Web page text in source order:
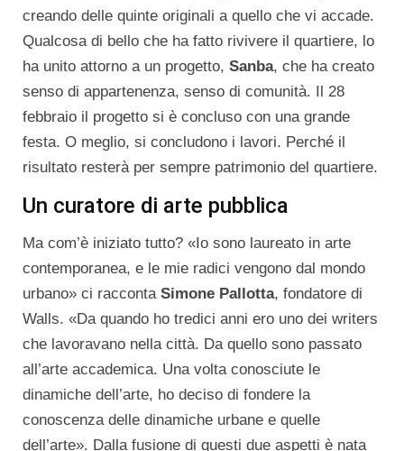
creando delle quinte originali a quello che vi accade.
Qualcosa di bello che ha fatto rivivere il quartiere, lo
ha unito attorno a un progetto, Sanba, che ha creato
senso di appartenenza, senso di comunità. Il 28
febbraio il progetto si è concluso con una grande
festa. O meglio, si concludono i lavori. Perché il
risultato resterà per sempre patrimonio del quartiere.
Un curatore di arte pubblica
Ma com’è iniziato tutto? «Io sono laureato in arte
contemporanea, e le mie radici vengono dal mondo
urbano» ci racconta Simone Pallotta, fondatore di
Walls. «Da quando ho tredici anni ero uno dei writers
che lavoravano nella città. Da quello sono passato
all’arte accademica. Una volta conosciute le
dinamiche dell’arte, ho deciso di fondere la
conoscenza delle dinamiche urbane e quelle
dell’arte». Dalla fusione di questi due aspetti è nata